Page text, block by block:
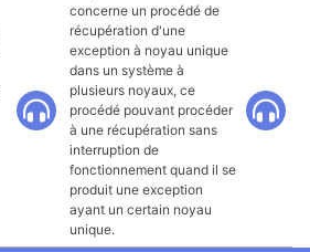
concerne un procédé de
récupération d'une
exception à noyau unique
dans un système à
plusieurs noyaux, ce
procédé pouvant procéder
à une récupération sans
interruption de
fonctionnement quand il se
produit une exception
ayant un certain noyau
unique.